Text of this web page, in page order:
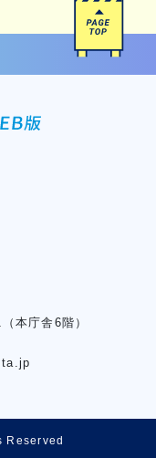
本庁舎6階）
Reserved